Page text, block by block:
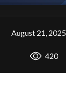
August 21, 2025
420